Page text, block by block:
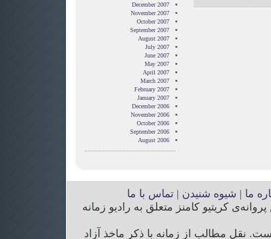
December 2007
November 2007
October 2007
September 2007
August 2007
July 2007
June 2007
May 2007
April 2007
March 2007
February 2007
January 2007
December 2006
November 2006
October 2006
September 2006
August 2006
ما | شیوه شنیدن |تماس با ما
کریتیو کامنز متعلق به رادیو زمانه
نقل مطالب از زمانه با ذکر ماخذ آزاد